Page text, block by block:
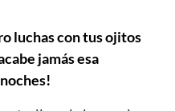
luchas con tus ojitos
jamás esa